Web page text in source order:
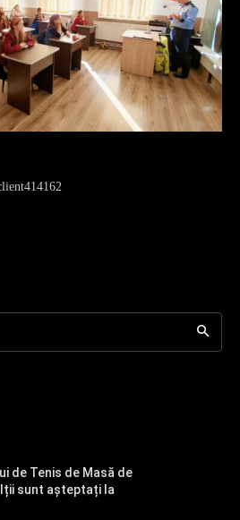
de Tenis de Masă de
sunt așteptați la